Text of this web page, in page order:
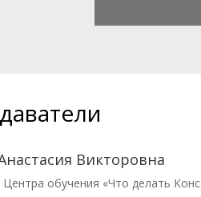
Викторовна
обучения «Что делать